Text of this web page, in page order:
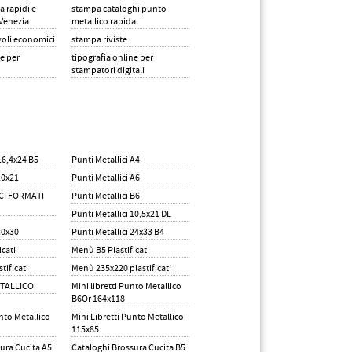
POTENDO LASCIARE UN SEGNO
UN PEZZO DI CARTA.
PORTADEPLIANT DA
TERRA E DA BANCO
ELEGANTI E COMUNICATIVI
PER
CON
rapidi e
stampa cataloghi punto
metallico rapida
economici
stampa riviste
per
tipografia online per
stampatori digitali
B5
Punti Metallici A4
Punti Metallici A6
FORMATI
Punti Metallici B6
Punti Metallici 10,5x21 DL
Punti Metallici 24x33 B4
Menù B5 Plastificati
Menù 235x220 plastificati
Mini libretti Punto Metallico
B6Or 164x118
Metallico
Mini Libretti Punto Metallico
115x85
Cucita A5
Cataloghi Brossura Cucita B5